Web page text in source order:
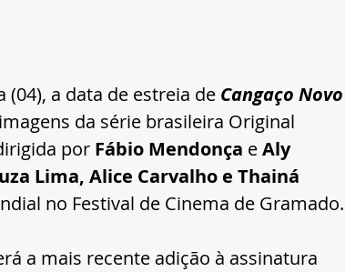
(04), a data de estreia de Cangaço Novo
da série brasileira Original
por Fábio Mendonça e Aly
Lima, Alice Carvalho e Thainá
no Festival de Cinema de
a mais recente adição à assinatura